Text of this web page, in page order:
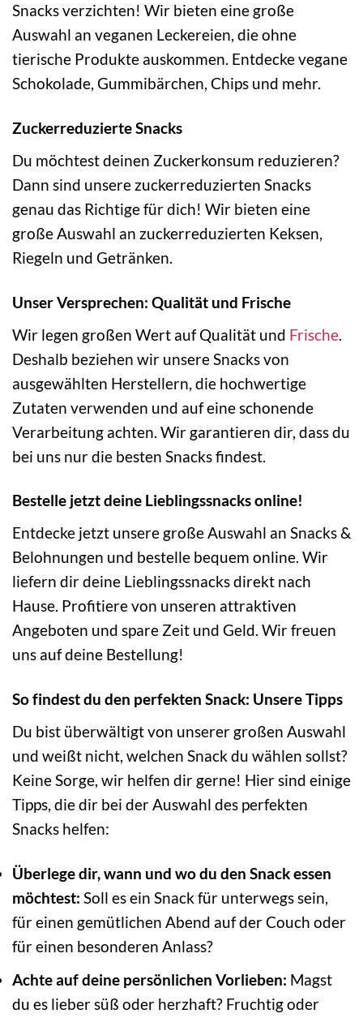
Snacks verzichten! Wir bieten eine große
Auswahl an veganen Leckereien, die ohne
tierische Produkte auskommen. Entdecke vegane
Schokolade, Gummibärchen, Chips und mehr.
Zuckerreduzierte Snacks
Du möchtest deinen Zuckerkonsum reduzieren?
Dann sind unsere zuckerreduzierten Snacks
genau das Richtige für dich! Wir bieten eine
große Auswahl an zuckerreduzierten Keksen,
Riegeln und Getränken.
Unser Versprechen: Qualität und Frische
Wir legen großen Wert auf Qualität und Frische
Deshalb beziehen wir unsere Snacks von
ausgewählten Herstellern, die hochwertige
Zutaten verwenden und auf eine schonende
Verarbeitung achten. Wir garantieren dir, dass du
bei uns nur die besten Snacks findest.
Bestelle jetzt deine Lieblingssnacks online!
Entdecke jetzt unsere große Auswahl an Snacks &
Belohnungen und bestelle bequem online. Wir
liefern dir deine Lieblingssnacks direkt nach
Hause. Profitiere von unseren attraktiven
Angeboten und spare Zeit und Geld. Wir freuen
uns auf deine Bestellung!
So findest du den perfekten Snack: Unsere Tipps
Du bist überwältigt von unserer großen Auswahl
und weißt nicht, welchen Snack du wählen sollst?
Keine Sorge, wir helfen dir gerne! Hier sind einige
Tipps, die dir bei der Auswahl des perfekten
Snacks helfen:
Überlege dir, wann und wo du den Snack essen
möchtest: Soll es ein Snack für unterwegs sein,
für einen gemütlichen Abend auf der Couch oder
für einen besonderen Anlass?
Achte auf deine persönlichen Vorlieben: Magst
du es lieber süß oder herzhaft? Fruchtig oder